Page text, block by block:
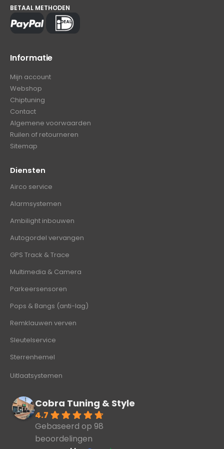
BETAAL METHODEN
Informatie
Mijn account
Webshop
Chiptuning
Contact
Algemene voorwaarden
Ruilen of retourneren
Sitemap
Diensten
Airco service
Alarmsystemen
Ambilight inbouwen
Autogordel vervangen
GPS Track & Trace
Multimedia & Camera
Parkeersensoren
Pops & Bangs (anti-lag)
Remklauwen verven
Sleutelservice
Sterrenhemel
Uitlaatsystemen
Cobra Tuning & Style
4.7
Gebaseerd op 98
beoordelingen